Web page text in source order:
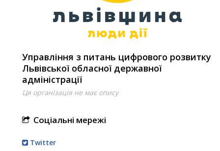
Управління з питань цифрового розвитку
Львівської обласної державної
адміністрації
Ця організація не має опису
Соціальні мережі
Twitter